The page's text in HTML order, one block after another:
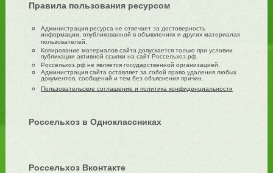
Правила пользования ресурсом
Администрация ресурса не отвечает за достоверность
информации, опубликованной в объявлениях и других материалах
пользователей.
Копирование материалов сайта допускается только при условии
публикации активной ссылки на сайт Россельхоз.рф.
Россельхоз.рф не является государственной организацией.
Администрация сайта оставляет за собой право удаления любых
документов, сообщений и тем без объяснения причин.
Пользовательское соглашение и политика конфиденциальности
Россельхоз в Одноклассниках
Россельхоз Вконтакте